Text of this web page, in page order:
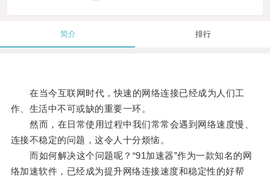
简介 排行
在当今互联网时代，快速的网络连接已经成为人们工
作、生活中不可或缺的重要一环。
然而，在日常使用过程中我们常常会遇到网络速度慢、
连接不稳定的问题，这令人十分烦恼。
而如何解决这个问题呢？“91加速器”作为一款知名的网
络加速软件，已经成为提升网络连接速度和稳定性的好帮